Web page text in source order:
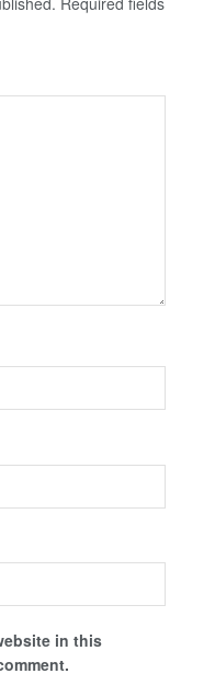
in this